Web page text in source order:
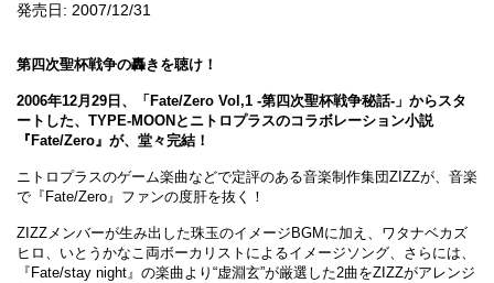
発売日: 2007/12/31
第四次聖杯戦争の轟きを聴け！
2006年12月29日、「Fate/Zero Vol,1 -第四次聖杯戦争秘話-」からスタ
ートした、TYPE-MOONとニトロプラスのコラボレーション小説
『Fate/Zero』が、堂々完結！
ニトロプラスのゲーム楽曲などで定評のある音楽制作集団ZIZZが、音楽
で『Fate/Zero』ファンの度肝を抜く！
ZIZZメンバーが生み出した珠玉のイメージBGMに加え、ワタナベカズ
ヒロ、いとうかなこ両ボーカリストによるイメージソング、さらには、
『Fate/stay night』の楽曲より“虚淵玄”が厳選した2曲をZIZZがアレンジ